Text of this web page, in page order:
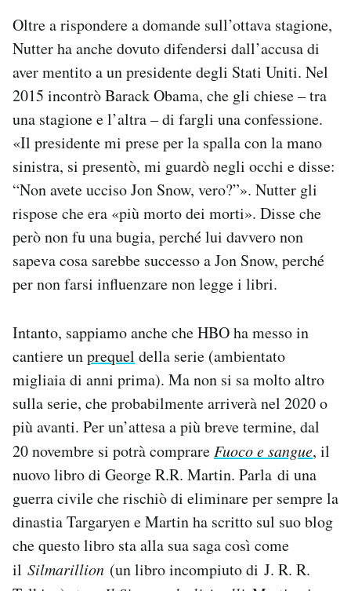
Oltre a rispondere a domande sull’ottava stagione,
Nutter ha anche dovuto difendersi dall’accusa di
aver mentito a un presidente degli Stati Uniti. Nel
2015 incontrò Barack Obama, che gli chiese – tra
una stagione e l’altra – di fargli una confessione.
«Il presidente mi prese per la spalla con la mano
sinistra, si presentò, mi guardò negli occhi e disse:
“Non avete ucciso Jon Snow, vero?”». Nutter gli
rispose che era «più morto dei morti». Disse che
però non fu una bugia, perché lui davvero non
sapeva cosa sarebbe successo a Jon Snow, perché
per non farsi influenzare non legge i libri.
Intanto, sappiamo anche che HBO ha messo in
cantiere unprequel della serie (ambientato
migliaia di anni prima). Ma non si sa molto altro
sulla serie, che probabilmente arriverà nel 2020 o
più avanti. Per un’attesa a più breve termine, dal
20 novembre si potrà comprare Fuoco e sangue, il
nuovo libro di George R.R. Martin. Parla di una
guerra civile che rischiò di eliminare per sempre la
dinastia Targaryen e Martin ha scritto sul suo blog
che questo libro sta alla sua saga così come
il Silmarillion (un libro incompiuto di J. R. R.